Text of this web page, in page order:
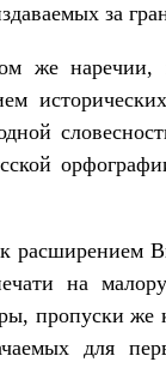
за
же
расширением
на
пропуски же
для